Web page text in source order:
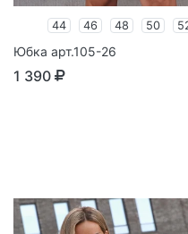
44 46 48 50
Юбка арт.105-26
1 390